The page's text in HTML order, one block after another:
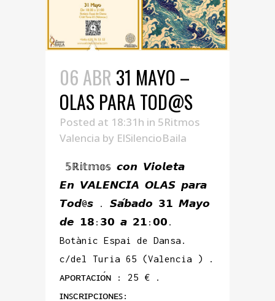
06 ABR 31 MAYO –
OLAS PARA TOD@S
Posted at 18:31h in 5Ritmos
Valencia by ElSilencioBaila
𝟝ℝ𝕚𝕥𝕞𝕠𝕤 𝙘𝙤𝙣 𝙑𝙞𝙤𝙡𝙚𝙩𝙖
𝙀𝙣 𝙑𝘼𝙇𝙀𝙉𝘾𝙄𝘼 𝙊𝙇𝘼𝙎 𝙥𝙖𝙧𝙖
𝙏𝙤𝙙@𝙨 . 𝙎𝙖́𝙗𝙖𝙙𝙤 𝟯𝟭 𝙈𝙖𝙮𝙤
𝙙𝙚 𝟭𝟴:𝟯𝟬 𝙖 𝟮𝟭:𝟬𝟬.
Botànic Espai de Dansa.
c/del Turia 65 (Valencia ) .
ᴀᴘᴏʀᴛᴀᴄɪᴏ́ɴ : 25 € .
ɪɴꜱᴄʀɪᴘᴄɪᴏɴᴇꜱ: